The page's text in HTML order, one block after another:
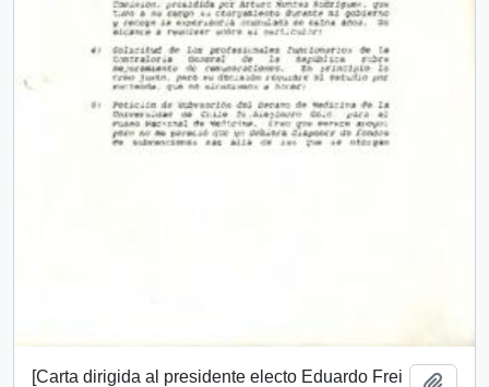
[Carta dirigida al presidente electo Eduardo Frei